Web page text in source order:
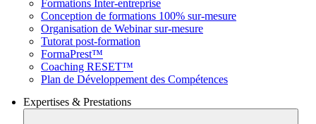
Formations Inter-entreprise
Conception de formations 100% sur-mesure
Organisation de Webinar sur-mesure
Tutorat post-formation
FormaPrest™
Coaching RESET™
Plan de Développement des Compétences
Expertises & Prestations